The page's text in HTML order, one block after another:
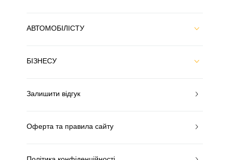
АВТОМОБІЛІСТУ
БІЗНЕСУ
Залишити відгук
Оферта та правила сайту